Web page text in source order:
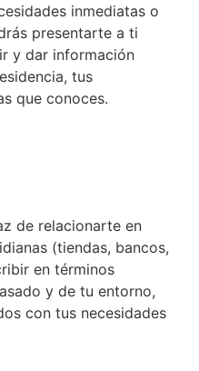
inmediatas o
presentarte a ti
y dar información
tus
que conoces.
de relacionarte en
(tiendas, bancos,
en términos
y de tu entorno,
con tus necesidades